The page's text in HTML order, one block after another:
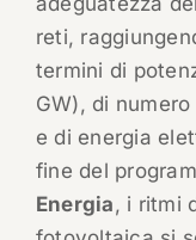
reti,
termini di
GW), di
e di energia
fine del
Energia, i ritmi